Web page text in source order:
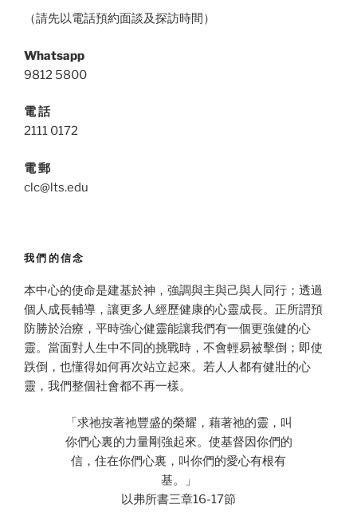
（請先以電話預約面談及探訪時間）
Whatsapp
9812 5800
電 話
2111 0172
電 郵
clc@lts.edu
我們的信念
本中心的使命是建基於神，強調與主與己與人同行；透過
個人成長輔導，讓更多人經歷健康的心靈成長。正所謂預
防勝於治療，平時強心健靈能讓我們有一個更強健的心
靈。當面對人生中不同的挑戰時，不會輕易被擊倒；即使
跌倒，也懂得如何再次站立起來。若人人都有健壯的心
靈，我們整個社會都不再一樣。
「求祂按著祂豐盛的榮耀，藉著祂的靈，叫
你們心裏的力量剛強起來。使基督因你們的
信，住在你們心裏，叫你們的愛心有根有
基。」
以弗所書三章16-17節